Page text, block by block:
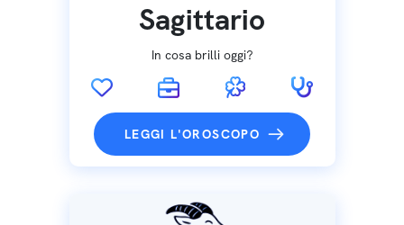
Sagittario
In cosa brilli oggi?
LEGGI L'OROSCOPO